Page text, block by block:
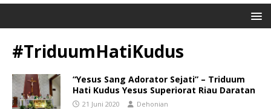
#TriduumHatiKudus
“Yesus Sang Adorator Sejati” – Triduum
Hati Kudus Yesus Superiorat Riau Daratan
21 Juni 2020 Dehonian